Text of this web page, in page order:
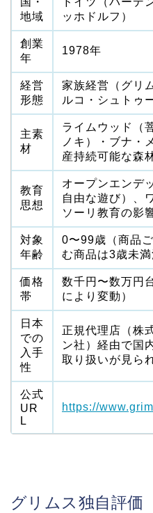
地域
ッホドルフ）
創業
年
1978年
経営
形態
家族経営（グリ
ルコ・シュトゥ
主素
材
ライムウッド（
ノキ）・ブナ・
産持続可能な森
教育
思想
オープンエンデ
自由な遊び）、
ソーリ教育の影
対象
年齢
0〜99歳（商品
む商品は3歳未満
価格
帯
数千円〜数万円
により変動）
日本
での
入手
性
正規代理店（株
ン社）経由で国
取り扱いが見ら
公式
UR
L
https://
グリムス独自評価